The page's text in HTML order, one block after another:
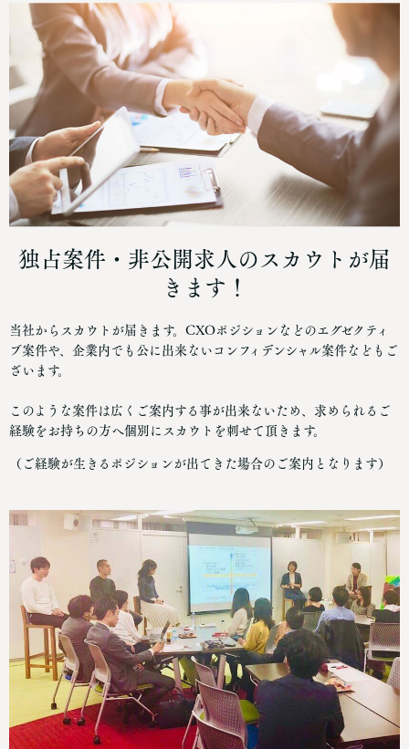
独占案件・非公開求人のスカウトが届
きます！
当社からスカウトが届きます。CXOポジションなどのエグゼクティ
ブ案件や、企業内でも公に出来ないコンフィデンシャル案件などもご
ざいます。
このような案件は広くご案内する事が出来ないため、求められるご
経験をお持ちの方へ個別にスカウトを刺せて頂きます。
（ご経験が生きるポジションが出てきた場合のご案内となります）